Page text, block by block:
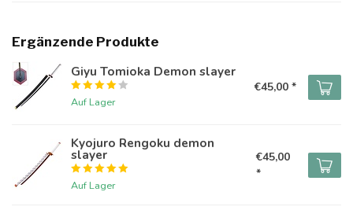
Ergänzende Produkte
Giyu Tomioka Demon slayer
Auf Lager
€45,00 *
Kyojuro Rengoku demon
slayer
Auf Lager
€45,00
*